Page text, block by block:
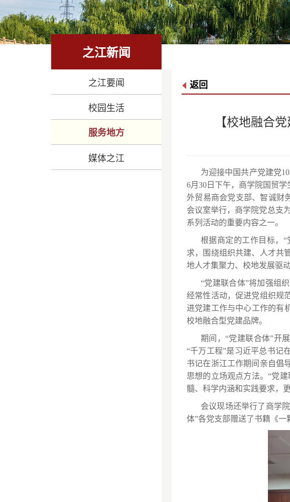
之江新闻
之江要闻
校园生活
服务地方
媒体之江
返回
【校地融合
为迎接中国共产党建党
6月30日下午，商学院国贸
外贸易商会党支部、智诚财
会议室举行，商学院党总支
系列活动的重要内容之一。
根据商定的工作目标，
求，围绕组织共建、人才共
地人才集聚力、校地发展驱
“党建联合体”将加强组
经常性活动，促进党组织规
进党建工作与中心工作的有
校地融合型党建品牌。
期间，“党建联合体”开
“千万工程”是习近平总书记
书记在浙江工作期间亲自倡
思想的立场观点方法。“党
髓、科学内涵和实践要求，
会议现场还举行了商学
体”各党支部赠送了书籍《一